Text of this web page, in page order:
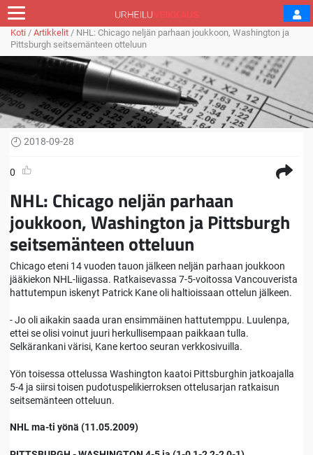
Koti / Artikkelit / NHL: Chicago neljän parhaan joukkoon, Washington ja
Pittsburgh seitsemänteen otteluun
2018-09-28
0
NHL: Chicago neljän parhaan
joukkoon, Washington ja Pittsburgh
seitsemänteen otteluun
Chicago eteni 14 vuoden tauon jälkeen neljän parhaan joukkoon
jääkiekon NHL-liigassa. Ratkaisevassa 7-5-voitossa Vancouverista
hattutempun iskenyt Patrick Kane oli haltioissaan ottelun jälkeen.
- Jo oli aikakin saada uran ensimmäinen hattutemppu. Luulenpa,
ettei se olisi voinut juuri herkullisempaan paikkaan tulla.
Selkärankani värisi, Kane kertoo seuran verkkosivuilla.
Yön toisessa ottelussa Washington kaatoi Pittsburghin jatkoajalla
5-4 ja siirsi toisen pudotuspelikierroksen ottelusarjan ratkaisun
seitsemänteen otteluun.
NHL ma-ti yönä (11.05.2009)